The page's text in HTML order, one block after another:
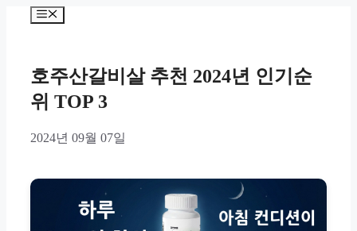
Menu
호주산갈비살 추천 2024년 인기순
위 TOP 3
2024년 09월 07일